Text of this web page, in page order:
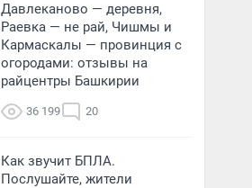
Давлеканово — деревня,
Раевка — не рай, Чишмы и
Кармаскалы — провинция с
огородами: отзывы на
райцентры Башкирии
36 199 20
Как звучит БПЛА.
Послушайте, жители